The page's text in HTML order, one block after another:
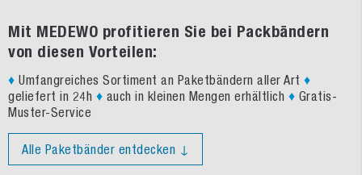
Mit MEDEWO profitieren Sie bei Packbändern
von diesen Vorteilen:
♦ Umfangreiches Sortiment an Paketbändern aller Art ♦
geliefert in 24h ♦ auch in kleinen Mengen erhältlich ♦ Gratis-
Muster-Service
Alle Paketbänder entdecken ↓